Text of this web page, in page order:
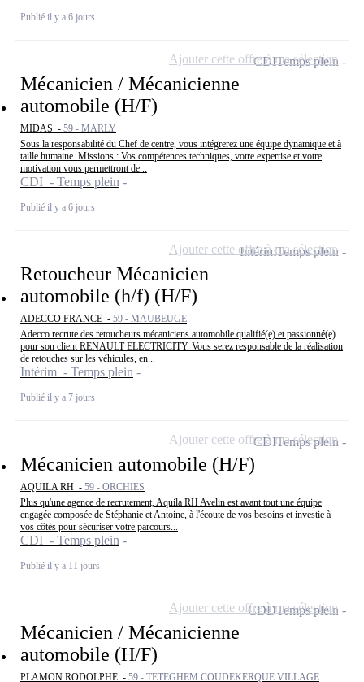
Publié il y a 6 jours
Mécanicien / Mécanicienne
automobile (H/F)
MIDAS - 59 - MARLY
Sous la responsabilité du Chef de centre, vous intégrerez une équipe dynamique et à
taille humaine. Missions : Vos compétences techniques, votre expertise et votre
motivation vous permettront de...
CDI - Temps plein
Publié il y a 6 jours
CDITemps plein
Ajouter cette offre à ma sélection
Retoucheur Mécanicien
automobile (h/f) (H/F)
ADECCO FRANCE - 59 - MAUBEUGE
Adecco recrute des retoucheurs mécaniciens automobile qualifié(e) et passionné(e)
pour son client RENAULT ELECTRICITY. Vous serez responsable de la réalisation
de retouches sur les véhicules, en...
Intérim - Temps plein
Publié il y a 7 jours
IntérimTemps plein
Ajouter cette offre à ma sélection
Mécanicien automobile (H/F)
AQUILA RH - 59 - ORCHIES
Plus qu'une agence de recrutement, Aquila RH Avelin est avant tout une équipe
engagée composée de Stéphanie et Antoine, à l'écoute de vos besoins et investie à
vos côtés pour sécuriser votre parcours...
CDI - Temps plein
Publié il y a 11 jours
CDITemps plein
Ajouter cette offre à ma sélection
Mécanicien / Mécanicienne
automobile (H/F)
PLAMON RODOLPHE - 59 - TETEGHEM COUDEKERQUE VILLAGE
CDDTemps plein
Ajouter cette offre à ma sélection